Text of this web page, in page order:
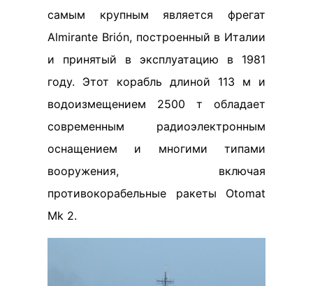
самым крупным является фрегат
Almirante Brión, построенный в Италии
и принятый в эксплуатацию в 1981
году. Этот корабль длиной 113 м и
водоизмещением 2500 т обладает
современным радиоэлектронным
оснащением и многими типами
вооружения, включая
противокорабельные ракеты Otomat
Mk 2.